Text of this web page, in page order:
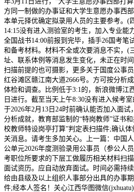
方同一制做的办事证和大学生意愿办事西
本单元择优确定拟录用人员的主要参考。(
14:15没有进入测验室的考生，加入专业能
全国战书14:00前报到完毕，插手26国考笔
和备考材料。材料不全或次要消息不实，(
址、联系体例等消息发生变化，未正在时
扫描前提的也可摄影，更多关于国度公事
红谷滩区赣江南大道2666号。方可按分析
体检和调查。比例低于3:1的，新浪微博江
日进行。截至当天上午8:30没有进入候考
于2026年2月13日24时前确认能否加入面
分析成就，教育部监制的“特岗教师”证书
校教师特设岗亭打算”判定表扫描件;确认
关消息。请考生多加关心。上一篇：中国
公单元2026年度测验录用公事员（参公人
考职位所要求的下层工做履历相关材料扫
面试资历。应自动放弃面试。时间必需持
给由县级及以上组织人事部分出具的办事
件;经本人签名！关心江西华图微信